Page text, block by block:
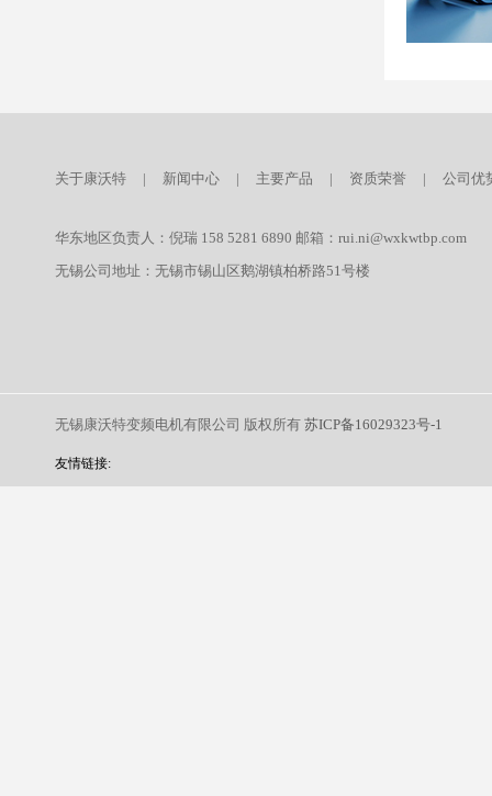
关于康沃特 | 新闻中心 | 主要产品 | 资质荣誉 | 公司优
华东地区负责人：倪瑞 158 5281 6890 邮箱：rui.ni@wxkwtbp.com
无锡公司地址：无锡市锡山区鹅湖镇柏桥路51号楼
无锡康沃特变频电机有限公司 版权所有 苏ICP备16029323号-1
友情链接: